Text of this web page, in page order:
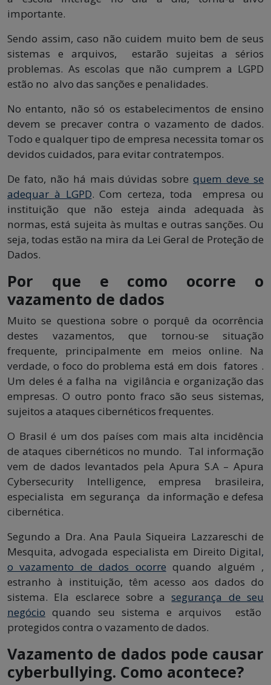
importante.
Sendo assim, caso não cuidem muito bem de seus
sistemas e arquivos, estarão sujeitas a sérios
problemas. As escolas que não cumprem a LGPD
estão no alvo das sanções e penalidades.
No entanto, não só os estabelecimentos de ensino
devem se precaver contra o vazamento de dados.
Todo e qualquer tipo de empresa necessita tomar os
devidos cuidados, para evitar contratempos.
De fato, não há mais dúvidas sobrequem deve se
adequar à LGPD. Com certeza, toda empresa ou
instituição que não esteja ainda adequada às
normas, está sujeita às multas e outras sanções. Ou
seja, todas estão na mira da Lei Geral de Proteção de
Dados.
Por que e como ocorre o
vazamento de dados
Muito se questiona sobre o porquê da ocorrência
destes vazamentos, que tornou-se situação
frequente, principalmente em meios online. Na
verdade, o foco do problema está em dois fatores .
Um deles é a falha na vigilância e organização das
empresas. O outro ponto fraco são seus sistemas,
sujeitos a ataques cibernéticos frequentes.
O Brasil é um dos países com mais alta incidência
de ataques cibernéticos no mundo. Tal informação
vem de dados levantados pela Apura S.A – Apura
Cybersecurity Intelligence, empresa brasileira,
especialista em segurança da informação e defesa
cibernética.
Segundo a Dra. Ana Paula Siqueira Lazzareschi de
Mesquita, advogada especialista em Direito Digital,
o vazamento de dados ocorre quando alguém ,
estranho à instituição, têm acesso aos dados do
sistema. Ela esclarece sobre asegurança de seu
negócio quando seu sistema e arquivos estão
protegidos contra o vazamento de dados.
Vazamento de dados pode causar
cyberbullying. Como acontece?